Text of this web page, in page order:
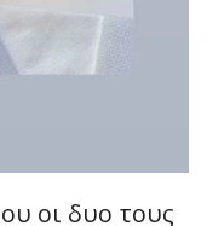
οι δυο τους